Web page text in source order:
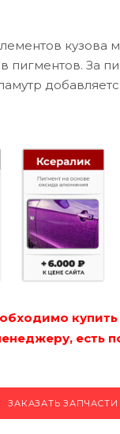
кузова
пигментов. За
купить
есть
ЗАКАЗАТЬ ЗАПЧАСТИ